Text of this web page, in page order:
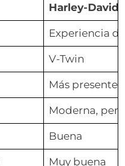
Harley-
Experiencia
V-Twin
Más presentes
Moderna,
Buena
Muy buena